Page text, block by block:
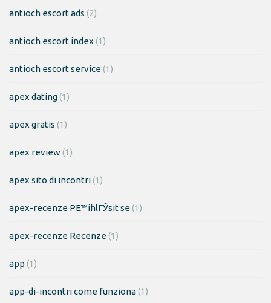
antioch escort ads (2)
antioch escort index (1)
antioch escort service(1)
apex dating(1)
apex gratis (1)
apex review(1)
apex sito di incontri(1)
apex-recenze PЕ™ihlГЎsit se(1)
apex-recenze Recenze(1)
app (1)
app-di-incontri come funziona(1)